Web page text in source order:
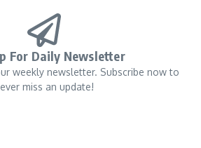
For Daily Newsletter
weekly newsletter. Subscribe now to
miss an update!